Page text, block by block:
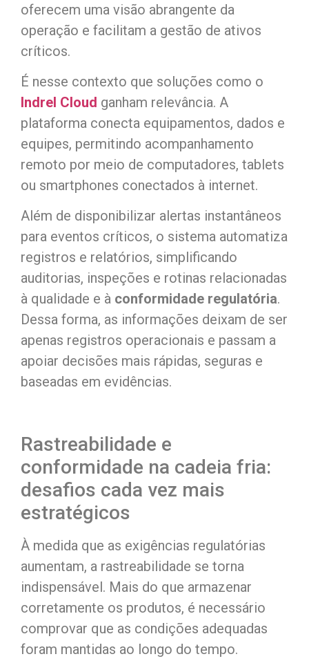
oferecem uma visão abrangente da
operação e facilitam a gestão de ativos
críticos.
É nesse contexto que soluções como o
Indrel Cloud ganham relevância. A
plataforma conecta equipamentos, dados e
equipes, permitindo acompanhamento
remoto por meio de computadores, tablets
ou smartphones conectados à internet.
Além de disponibilizar alertas instantâneos
para eventos críticos, o sistema automatiza
registros e relatórios, simplificando
auditorias, inspeções e rotinas relacionadas
à qualidade e à conformidade regulatória.
Dessa forma, as informações deixam de ser
apenas registros operacionais e passam a
apoiar decisões mais rápidas, seguras e
baseadas em evidências.
Rastreabilidade e
conformidade na cadeia fria:
desafios cada vez mais
estratégicos
À medida que as exigências regulatórias
aumentam, a rastreabilidade se torna
indispensável. Mais do que armazenar
corretamente os produtos, é necessário
comprovar que as condições adequadas
foram mantidas ao longo do tempo.